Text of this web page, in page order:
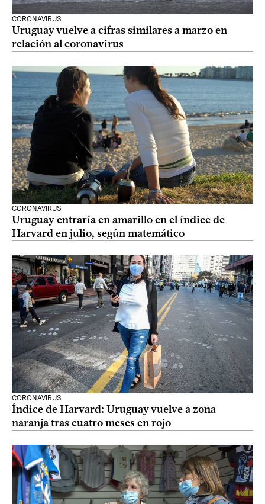
CORONAVIRUS
Uruguay vuelve a cifras similares a marzo en
relación al coronavirus
CORONAVIRUS
Uruguay entraría en amarillo en el índice de
Harvard en julio, según matemático
CORONAVIRUS
Índice de Harvard: Uruguay vuelve a zona
naranja tras cuatro meses en rojo